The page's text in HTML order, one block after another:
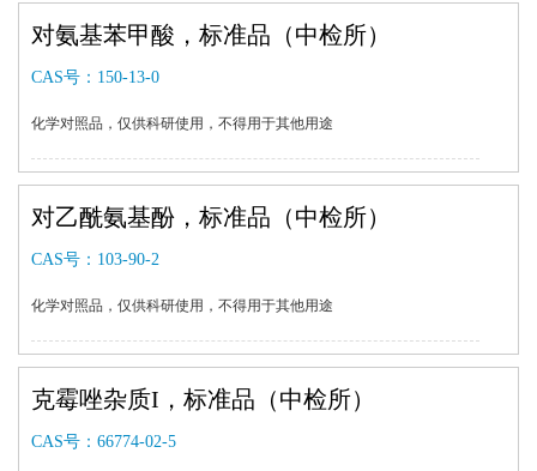
对氨基苯甲酸，标准品（中检所）
CAS号： 150-13-0
化学对照品，仅供科研使用，不得用于其他用途
对乙酰氨基酚，标准品（中检所）
CAS号： 103-90-2
化学对照品，仅供科研使用，不得用于其他用途
克霉唑杂质I，标准品（中检所）
CAS号： 66774-02-5